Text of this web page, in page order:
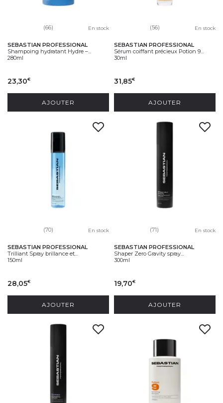
(66) En stock
SEBASTIAN PROFESSIONAL
Shampoing hydratant Hydre –...
280ml
23,30€
AJOUTER
(56) En stock
SEBASTIAN PROFESSIONAL
Sérum coiffant précieux Potion 9...
30ml
31,85€
AJOUTER
(70) En stock
SEBASTIAN PROFESSIONAL
Trilliant Spray brillance et...
150ml
28,05€
AJOUTER
(71) En stock
SEBASTIAN PROFESSIONAL
Shaper Zero Gravity spray...
300ml
19,70€
AJOUTER